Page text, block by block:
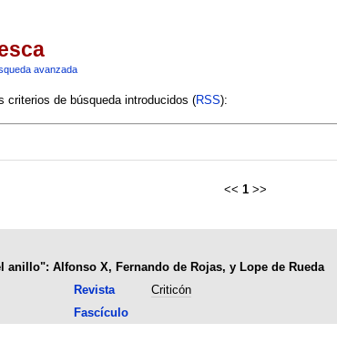
avanzada
criterios de búsqueda introducidos (RSS):
<< 1 >>
anillo": Alfonso X, Fernando de Rojas, y Lope de Rueda
Revista Criticón
Fascículo